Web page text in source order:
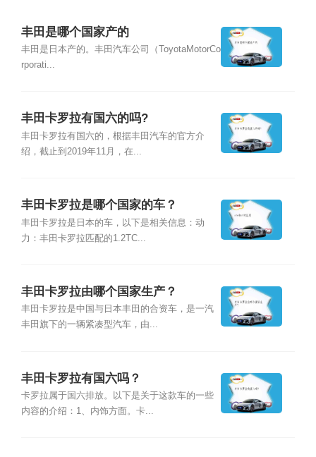
丰田是哪个国家产的
丰田是日本产的。丰田汽车公司（ToyotaMotorCo
rporati...
丰田卡罗拉有国六的吗?
丰田卡罗拉有国六的，根据丰田汽车的官方介
绍，截止到2019年11月，在...
丰田卡罗拉是哪个国家的车？
丰田卡罗拉是日本的车，以下是相关信息：动
力：丰田卡罗拉匹配的1.2TC...
丰田卡罗拉由哪个国家生产？
丰田卡罗拉是中国与日本丰田的合资车，是一汽
丰田旗下的一辆紧凑型汽车，由...
丰田卡罗拉有国六吗？
卡罗拉属于国六排放。以下是关于这款车的一些
内容的介绍：1、内饰方面。卡...